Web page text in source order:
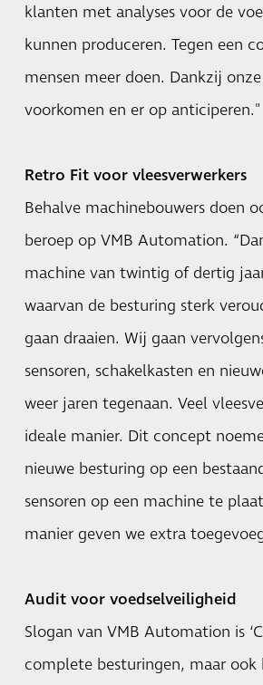
klanten met analyses voor de
kunnen produceren. Tegen een
mensen meer doen. Dankzij
voorkomen en er op anticiperen."
Retro Fit voor vleesverwerkers
Behalve machinebouwers doen
beroep op VMB Automation.
machine van twintig of dertig
waarvan de besturing sterk
gaan draaien. Wij gaan
sensoren, schakelkasten en
weer jaren tegenaan. Veel
ideale manier. Dit concept
nieuwe besturing op een
sensoren op een machine te
manier geven we extra
Audit voor voedselveiligheid
Slogan van VMB Automation is
complete besturingen, maar